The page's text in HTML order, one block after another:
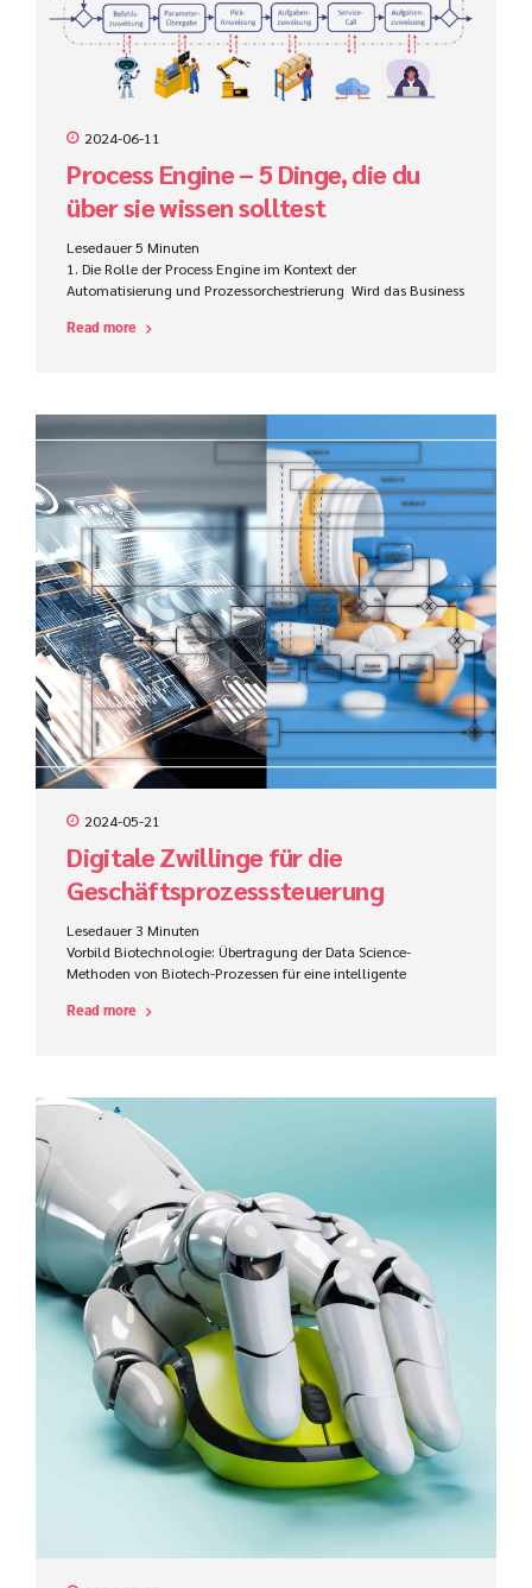
2024-06-11
Process Engine – 5 Dinge, die du
über sie wissen solltest
Lesedauer5 Minuten
1. Die Rolle der Process Engine im Kontext der
Automatisierung und Prozessorchestrierung Wird das Business
Kontext der digitalen Transformation gesetzt, wird häufig von
automatisiert werden (z.B. mit Hilfe von Robotic Process
Automation, kurz: RPA) sondern ganze Prozesse, idealerweise
„End-to-End“. Die nachfolgende Abbildung zeigt einen
exemplarischen Prozess zur Erzeugung einer
Bestellanforderung (BANF). Das Prozessmodell ist auf
strategischer Ebene modelliert und wird im weiteren Verlauf in
ein technisches Prozessmodell überführt. Wird das Ziel
verfolgt solch einen Prozess...
Read more
2024-05-21
Digitale Zwillinge für die
Geschäftsprozesssteuerung
Lesedauer 3 Minuten
Vorbild Biotechnologie: Übertragung der Data Science-
Methoden von Biotech-Prozessen für eine intelligente
konventionellem Prozessmanagement und Methoden der
through Next-Generation Biologics Drug Development“
(Förderung der Nachhaltigkeit durch die Entwicklung von
Biologika der nächsten Generation) erörtert die Integration
von Data-Science-Tools in biotechnologische Produktions-,
Forschungs- und Rekrutierungsprozesse zur Optimierung der
Produktionsbedingungen. Das kann das Finden der richtigen
Zelle (diese Klone können Zellen wie Bakterien, Hefen oder
auch von Eukaryonten wie uns oder des Hamsters sein ?) oder
auch die Förderung...
Read more